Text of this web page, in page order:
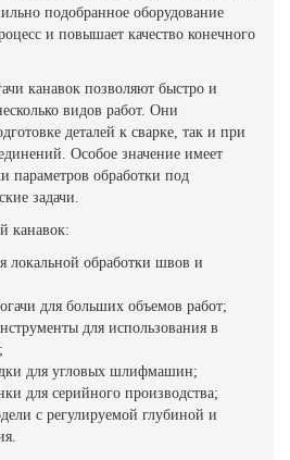
подобранное оборудование
и повышает качество конечного
канавок позволяют быстро и
видов работ. Они
деталей к сварке, так и при
Особое значение имеет
параметров обработки под
задачи.
канавок:
локальной обработки швов и
для больших объемов работ;
для использования в
для угловых шлифмашин;
для серийного производства;
с регулируемой глубиной и